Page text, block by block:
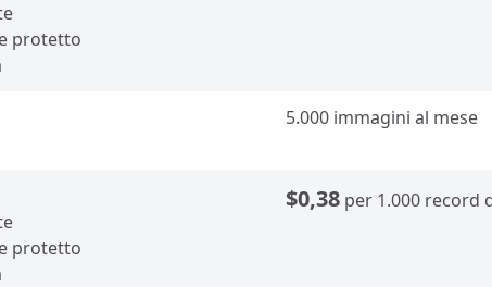
protetto
5.000 immagini al mese
protetto
$0,38 per 1.000 record